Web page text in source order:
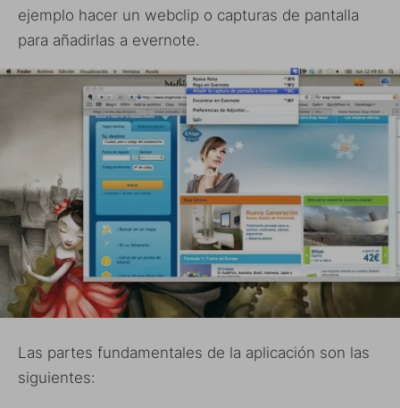
ejemplo hacer un webclip o capturas de pantalla
para añadirlas a evernote.
Las partes fundamentales de la aplicación son las
siguientes: